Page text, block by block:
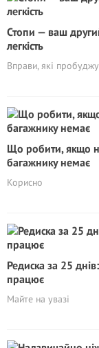
Стопи — ваш
легкість
Вправи, які
Що робити, якщо
багажнику немає
Корисно
Редиска за 25
працює
Майте на увазі